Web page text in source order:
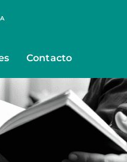
Contacto